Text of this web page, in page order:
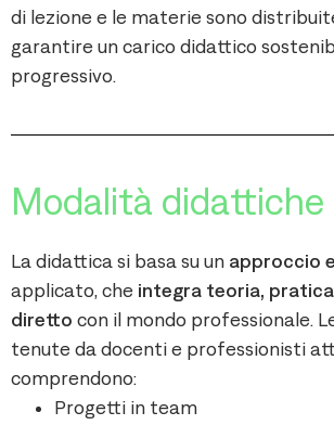
di lezione e le materie sono
garantire un carico didattico
progressivo.
Modalità didattiche
La didattica si basa su un approccio
applicato, che integra teoria,
diretto con il mondo professionale.
tenute da docenti e professionisti
comprendono:
Progetti in team